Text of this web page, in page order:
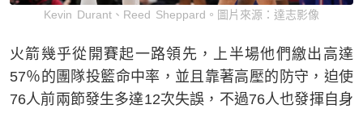
Kevin Durant、Reed Sheppard。圖片來源：達志影像
火箭幾乎從開賽起一路領先，上半場他們繳出高達
57％的團隊投籃命中率，並且靠著高壓的防守，迫使
76人前兩節發生多達12次失誤，不過76人也發揮自身